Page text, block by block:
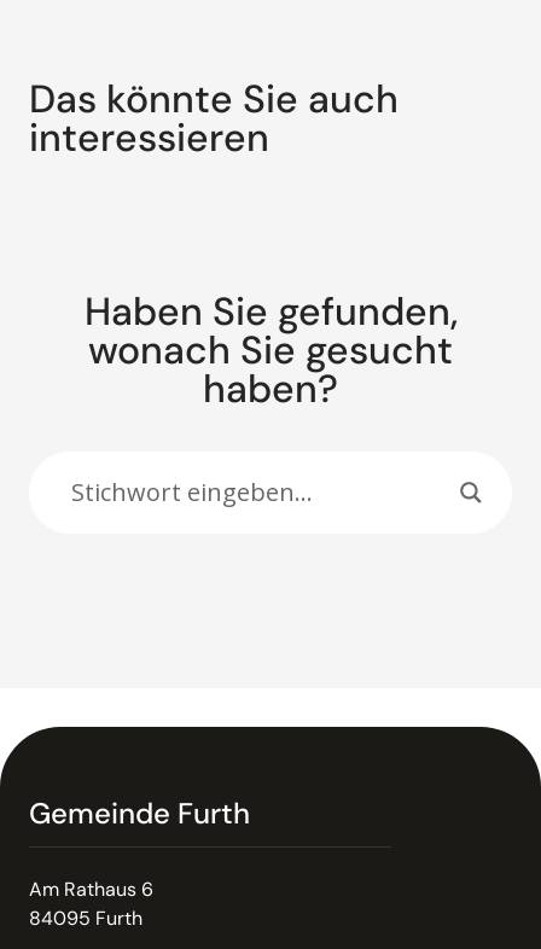
Das könnte Sie auch
interessieren
Haben Sie gefunden,
wonach Sie gesucht
haben?
Gemeinde Furth
Am Rathaus 6
84095 Furth